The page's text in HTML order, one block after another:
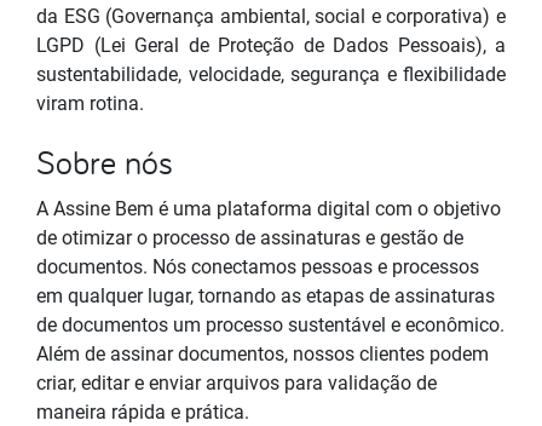
da ESG (Governança ambiental, social e corporativa) e
LGPD (Lei Geral de Proteção de Dados Pessoais), a
sustentabilidade, velocidade, segurança e flexibilidade
viram rotina.
Sobre nós
A Assine Bem é uma plataforma digital com o objetivo
de otimizar o processo de assinaturas e gestão de
documentos. Nós conectamos pessoas e processos
em qualquer lugar, tornando as etapas de assinaturas
de documentos um processo sustentável e econômico.
Além de assinar documentos, nossos clientes podem
criar, editar e enviar arquivos para validação de
maneira rápida e prática.